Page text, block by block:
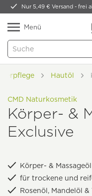
Nur 5,49 € Versand -frei
Menü
Hautöl
CMD Naturkosmetik
Körper- &
Exclusive
Körper- & Massageöl
für trockene und
Rosenöl, Mandelöl